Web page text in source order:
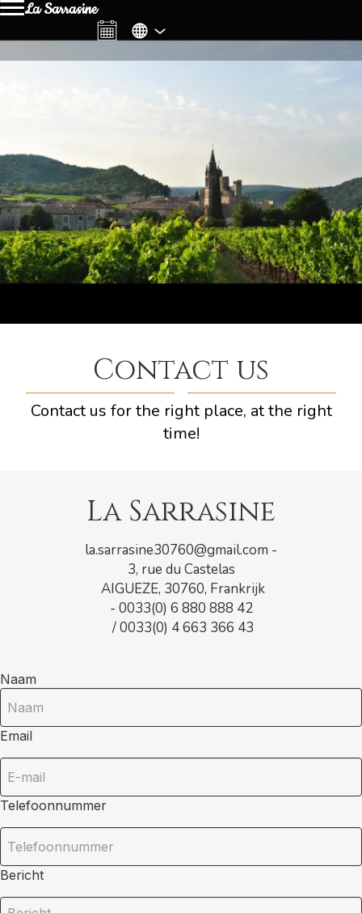
La Sarrasine
Contact us
Contact us for the right place, at the right
time!
La Sarrasine
la.sarrasine30760@gmail.com -
3, rue du Castelas
AIGUEZE, 30760, Frankrijk
- 0033(0) 6 880 888 42
/ 0033(0) 4 663 366 43
Naam
Email
Telefoonnummer
Bericht